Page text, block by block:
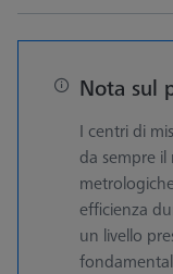
Nota sul
I centri di
da sempre
efficienza
un livello